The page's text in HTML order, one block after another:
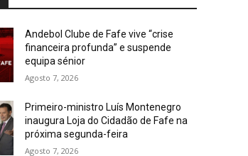
Andebol Clube de Fafe vive “crise
financeira profunda” e suspende
equipa sénior
Agosto 7, 2026
Primeiro-ministro Luís Montenegro
inaugura Loja do Cidadão de Fafe na
próxima segunda-feira
Agosto 7, 2026